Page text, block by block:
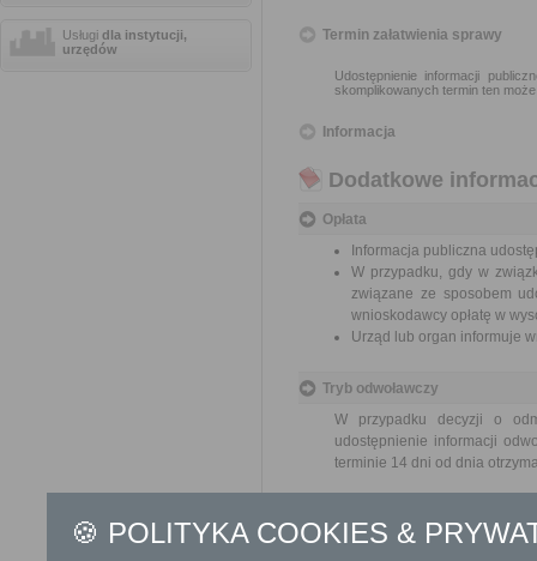
Usługi dla instytucji,
urzędów
Termin załatwienia sprawy
Udostępnienie informacji
skomplikowanych termin ten
Informacja
Dodatkowe
Opłata
Informacja publiczna
W przypadku, gdy w
związane ze sposobem
wnioskodawcy opłatę w
Urząd lub organ informuje
Tryb odwoławczy
W przypadku decyzji o
udostępnienie informacji
terminie 14 dni od dnia
🍪 POLITYKA COOKIES &